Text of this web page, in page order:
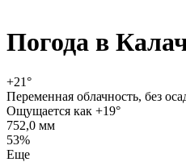
Погода в
+21°
Переменная облачность, без
Ощущается как +19°
752,0 мм
53%
Еще